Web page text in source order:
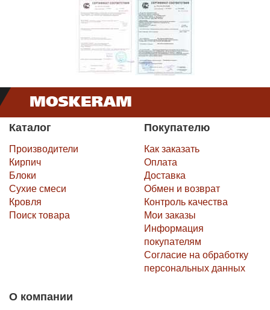
Каталог
Производители
Кирпич
Блоки
Сухие смеси
Кровля
Поиск товара
Покупателю
Как заказать
Оплата
Доставка
Обмен и возврат
Контроль качества
Мои заказы
Информация
покупателям
Согласие на обработку
персональных данных
О компании